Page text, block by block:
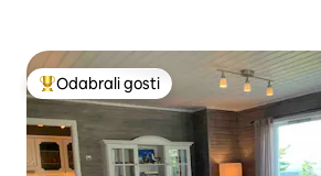
Među najviše rangiranima s oznakom
Odabrali gosti